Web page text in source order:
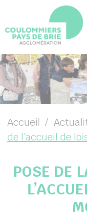
( VOTRE
( VIVRE )
(
( PROJETS )
Magazine
Suivez-nous sur
Suivez-nous
Suivez-
Suivez-
Accueil
de l’accueil de
POSE DE
Panneau de